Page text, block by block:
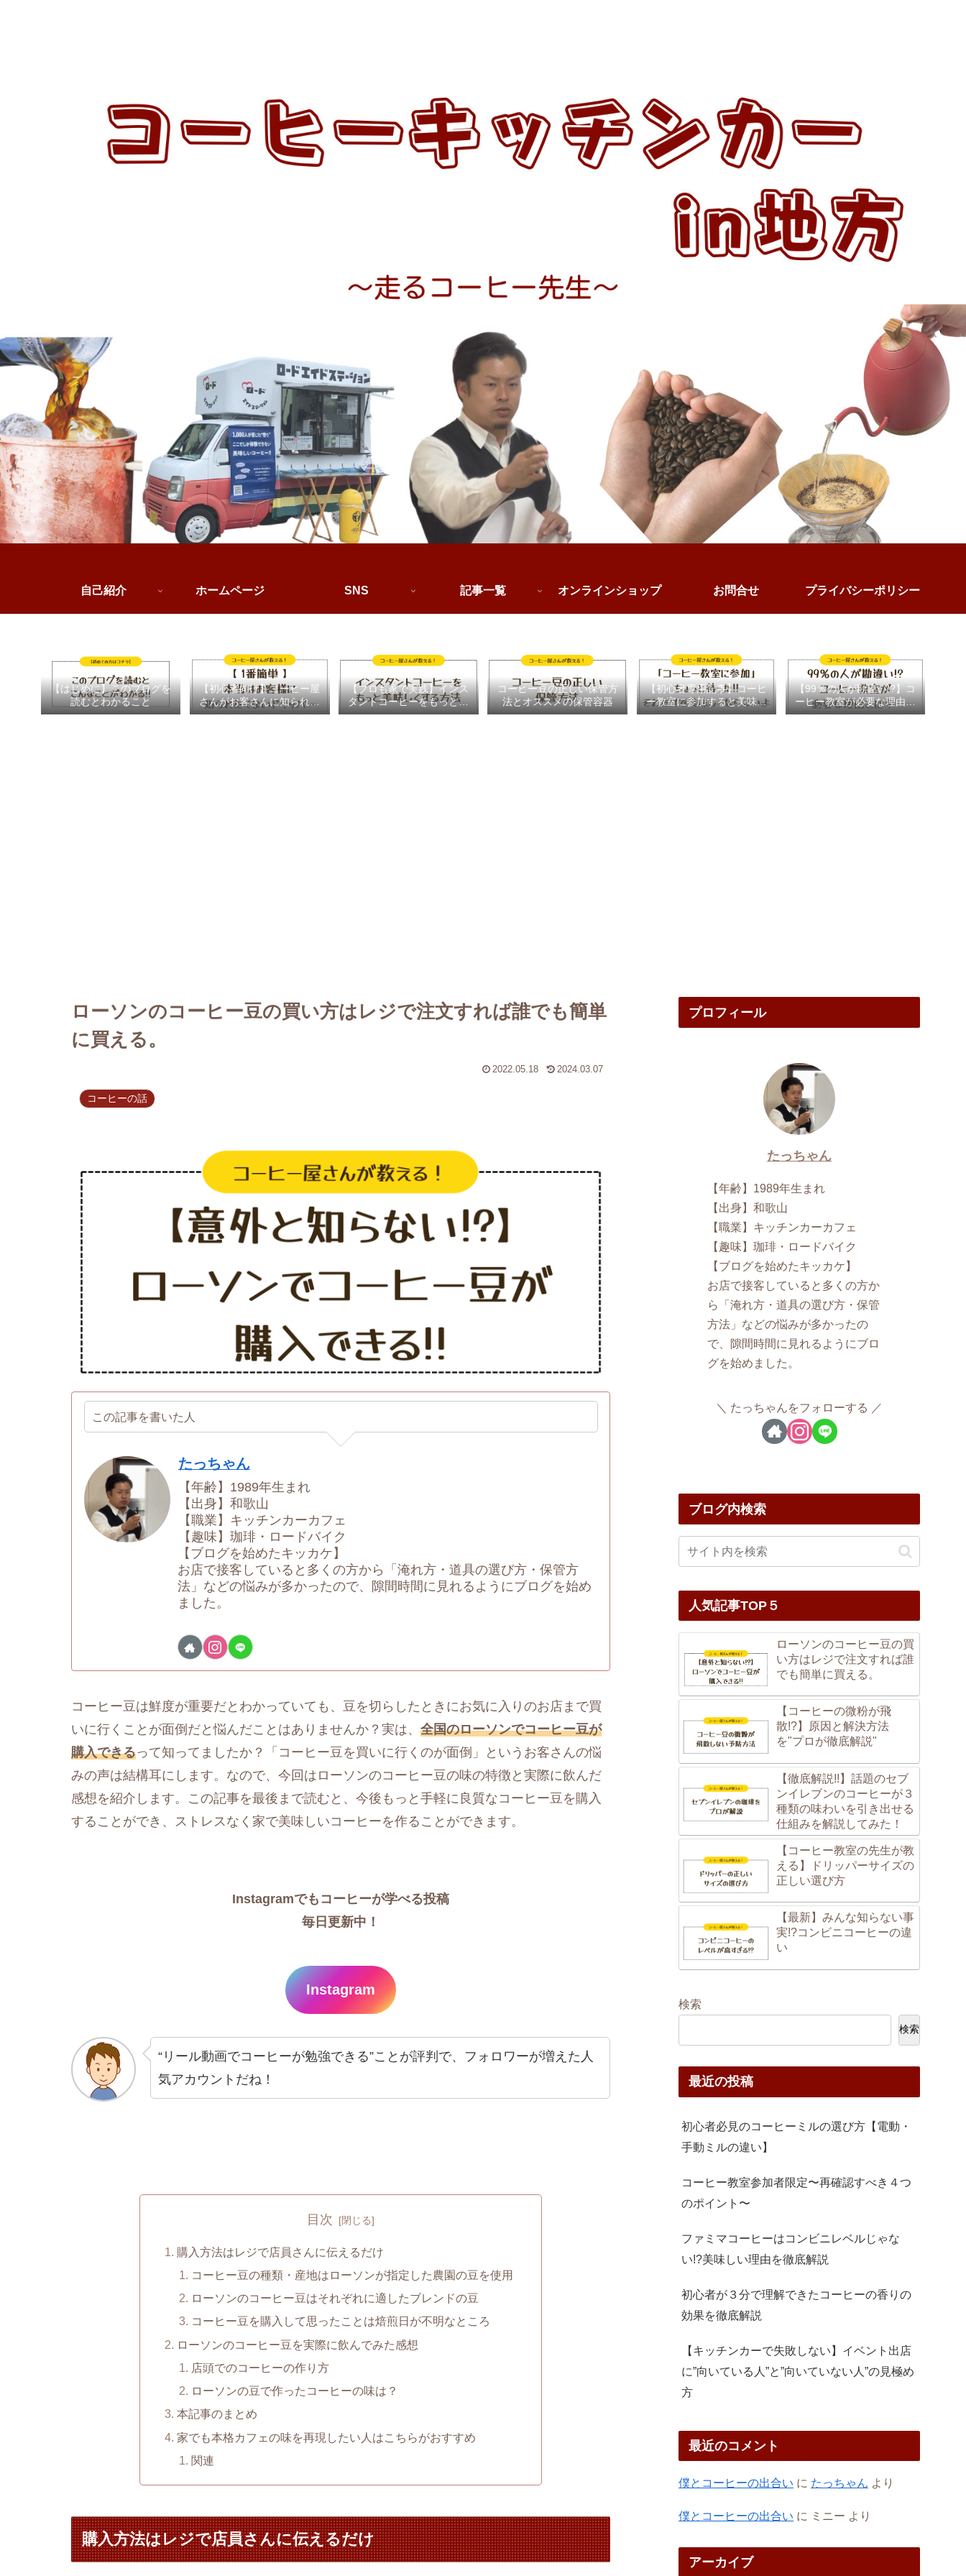
自己紹介 ホームページ SNS 記事一覧 オンラインショップ お問合せ プライバシーポリシー
【はじめに】このブログを
読むとわかること
【初心者向け】コーヒー屋
さんがお客さんに知られた
くないドリッパー
【プロも家で実践】インス
タントコーヒーをもっと美
味しく作る４つのテクニッ
コーヒー豆の正しい保管方
法とオススメの保管容器
【初心者専用記事】コーヒ
ー教室に参加すると美味し
いコーヒーが淹れられる理
【99％の人が勘違い!?】コ
ーヒー教室が必要な理由を
徹底解説
ローソンのコーヒー豆の買い方はレジで注文すれば誰でも簡単
に買える。
2022.05.18 2024.03.07
コーヒーの話
この記事を書いた人
たっちゃん
【年齢】1989年生まれ
【出身】和歌山
【職業】キッチンカーカフェ
【趣味】珈琲・ロードバイク
【ブログを始めたキッカケ】
お店で接客していると多くの方から「淹れ方・道具の選び方・保管方
法」などの悩みが多かったので、隙間時間に見れるようにブログを始め
ました。
コーヒー豆は鮮度が重要だとわかっていても、豆を切らしたときにお気に入りのお店まで買
いに行くことが面倒だと悩んだことはありませんか？実は、 全国のローソンでコーヒー豆が
購入できるって知ってましたか？「コーヒー豆を買いに行くのが面倒」というお客さんの悩
みの声は結構耳にします。なので、今回はローソンのコーヒー豆の味の特徴と実際に飲んだ
感想を紹介します。この記事を最後まで読むと、今後もっと手軽に良質なコーヒー豆を購入
することができ、ストレスなく家で美味しいコーヒーを作ることができます。
Instagramでもコーヒーが学べる投稿
毎日更新中！
Instagram
“リール動画でコーヒーが勉強できる”ことが評判で、フォロワーが増えた人
気アカウントだね！
目次
購入方法はレジで店員さんに伝えるだけ
コーヒー豆の種類・産地はローソンが指定した農園の豆を使用
ローソンのコーヒー豆はそれぞれに適したブレンドの豆
コーヒー豆を購入して思ったことは焙煎日が不明なところ
ローソンのコーヒー豆を実際に飲んでみた感想
店頭でのコーヒーの作り方
ローソンの豆で作ったコーヒーの味は？
本記事のまとめ
家でも本格カフェの味を再現したい人はこちらがおすすめ
関連
購入方法はレジで店員さんに伝えるだけ
プロフィール
たっちゃん
【年齢】1989年生まれ
【出身】和歌山
【職業】キッチンカーカフェ
【趣味】珈琲・ロードバイク
【ブログを始めたキッカケ】
お店で接客していると多くの方か
ら「淹れ方・道具の選び方・保管
方法」などの悩みが多かったの
で、隙間時間に見れるようにブロ
グを始めました。
たっちゃんをフォローする
ブログ内検索
人気記事TOP５
ローソンのコーヒー豆の買
い方はレジで注文すれば誰
でも簡単に買える。
【コーヒーの微粉が飛
散!?】原因と解決方法
を"プロが徹底解説"
【徹底解説!!】話題のセブ
ンイレブンのコーヒーが３
種類の味わいを引き出せる
仕組みを解説してみた！
【コーヒー教室の先生が教
える】ドリッパーサイズの
正しい選び方
【最新】みんな知らない事
実!?コンビニコーヒーの違
い
検索
検索
最近の投稿
初心者必見のコーヒーミルの選び方【電動・
手動ミルの違い】
コーヒー教室参加者限定〜再確認すべき４つ
のポイント〜
ファミマコーヒーはコンビニレベルじゃな
い!?美味しい理由を徹底解説
初心者が３分で理解できたコーヒーの香りの
効果を徹底解説
【キッチンカーで失敗しない】イベント出店
に”向いている人”と”向いていない人”の見極め
方
最近のコメント
僕とコーヒーの出合い に たっちゃん より
僕とコーヒーの出合い に ミニー より
アーカイブ